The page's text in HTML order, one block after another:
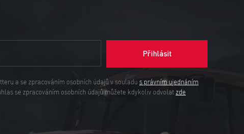
Přihlásit
a se zpracováním osobních údajů v souladu s právním ujednáním
se zpracováním osobních údajů můžete kdykoliv odvolat zde